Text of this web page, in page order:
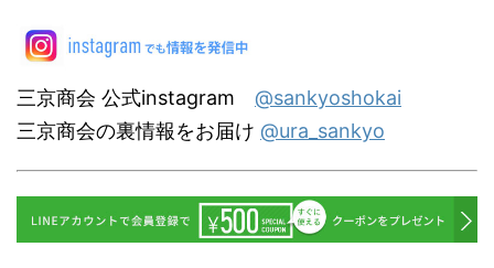
三京商会 公式instagram @sankyoshokai
三京商会の裏情報をお届け @ura_sankyo